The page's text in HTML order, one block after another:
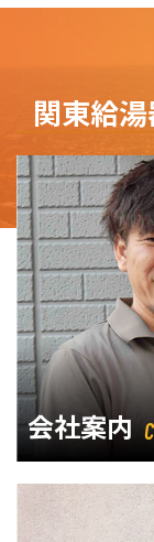
関東給
会社案内